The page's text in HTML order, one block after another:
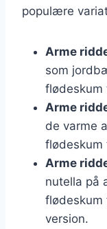
populære
Arme
som
flødeskum
Arme
de varme
flødeskum
Arme
nutella på
flødeskum
version.